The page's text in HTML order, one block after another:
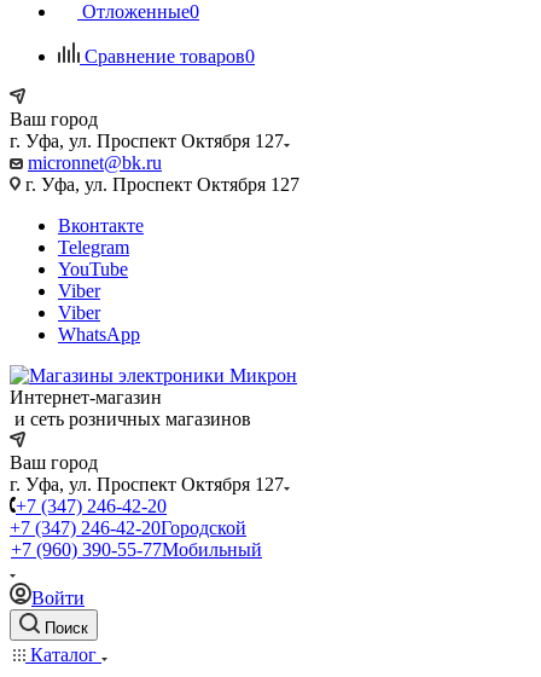
Отложенные0
Сравнение товаров0
Ваш город
г. Уфа, ул. Проспект Октября 127
micronnet@bk.ru
г. Уфа, ул. Проспект Октября 127
Вконтакте
Telegram
YouTube
Viber
Viber
WhatsApp
Интернет-магазин
и сеть розничных магазинов
Ваш город
г. Уфа, ул. Проспект Октября 127
+7 (347) 246-42-20
+7 (347) 246-42-20Городской
+7 (960) 390-55-77Мобильный
Войти
Поиск
Каталог